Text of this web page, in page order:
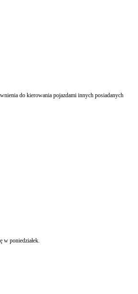
do kierowania pojazdami innych posiadanych
poniedziałek.